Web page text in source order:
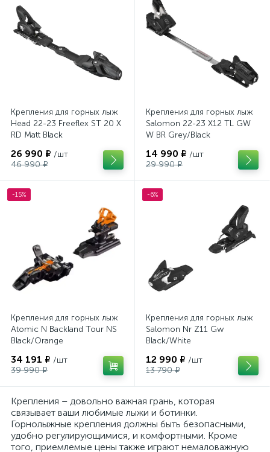
Крепления для горных лыж
Head 22-23 Freeflex ST 20 X
RD Matt Black
26 990 ₽ /шт
46 990 ₽
Крепления для горных лыж
Salomon 22-23 X12 TL GW
W BR Grey/Black
14 990 ₽ /шт
29 990 ₽
-15%
Крепления для горных лыж
Atomic N Backland Tour NS
Black/Orange
34 191 ₽ /шт
39 990 ₽
-6%
Крепления для горных лыж
Salomon Nr Z11 Gw
Black/White
12 990 ₽ /шт
13 790 ₽
Крепления – довольно важная грань, которая
связывает ваши любимые лыжи и ботинки.
Горнолыжные крепления должны быть безопасными,
удобно регулирующимися, и комфортными. Кроме
того, приемлемые цены также играют немаловажную